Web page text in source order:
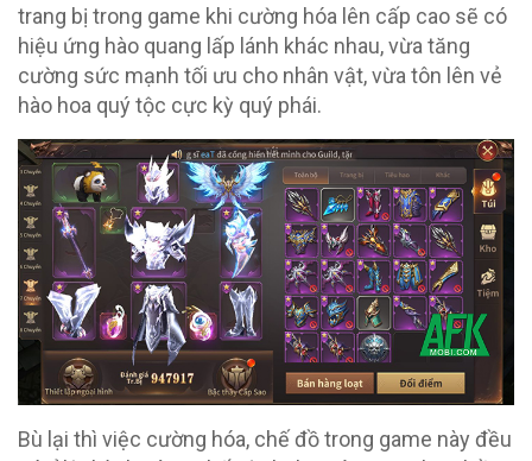
trang bị trong game khi cường hóa lên cấp cao sẽ có
hiệu ứng hào quang lấp lánh khác nhau, vừa tăng
cường sức mạnh tối ưu cho nhân vật, vừa tôn lên vẻ
hào hoa quý tộc cực kỳ quý phái.
Bù lại thì việc cường hóa, chế đồ trong game này đều